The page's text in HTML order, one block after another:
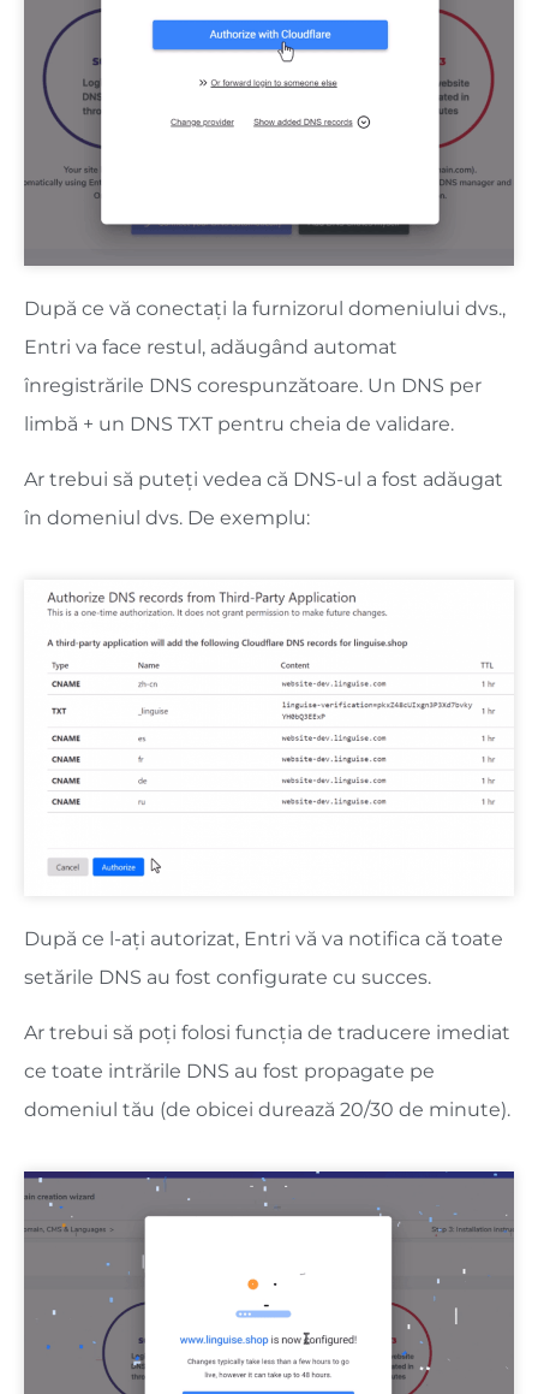
După ce vă conectați la furnizorul domeniului dvs.,
Entri va face restul, adăugând automat
înregistrările DNS corespunzătoare. Un DNS per
limbă + un DNS TXT pentru cheia de validare.
Ar trebui să puteți vedea că DNS-ul a fost adăugat
în domeniul dvs. De exemplu:
După ce l-ați autorizat, Entri vă va notifica că toate
setările DNS au fost configurate cu succes.
Ar trebui să poți folosi funcția de traducere imediat
ce toate intrările DNS au fost propagate pe
domeniul tău (de obicei durează 20/30 de minute).